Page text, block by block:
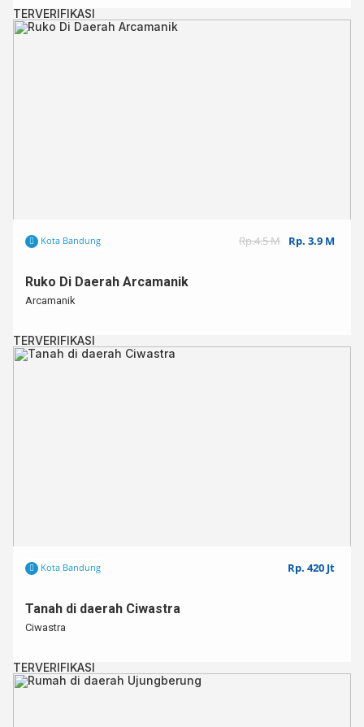
TERVERIFIKASI
Kota Bandung Rp.4.5 M Rp. 3.9 M
Ruko Di Daerah Arcamanik
Arcamanik
TERVERIFIKASI
Kota Bandung Rp. 420 Jt
Tanah di daerah Ciwastra
Ciwastra
TERVERIFIKASI